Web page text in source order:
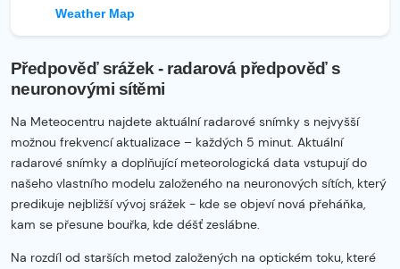
Weather Map
Předpověď srážek - radarová předpověď s
neuronovými sítěmi
Na Meteocentru najdete aktuální radarové snímky s nejvyšší
možnou frekvencí aktualizace – každých 5 minut. Aktuální
radarové snímky a doplňující meteorologická data vstupují do
našeho vlastního modelu založeného na neuronových sítích, který
predikuje nejbližší vývoj srážek - kde se objeví nová přeháňka,
kam se přesune bouřka, kde déšť zeslábne.
Na rozdíl od starších metod založených na optickém toku, které